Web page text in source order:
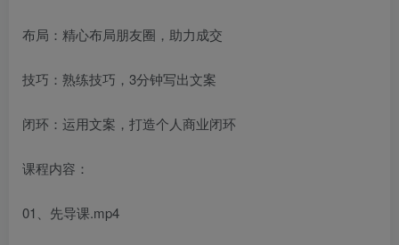
布局：精心布局朋友圈，助力成交
技巧：熟练技巧，3分钟写出文案
闭环：运用文案，打造个人商业闭环
课程内容：
01、先导课.mp4